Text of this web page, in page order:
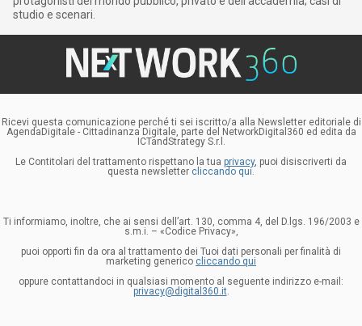
studio e scenari.
Ricevi questa comunicazione perché ti sei iscritto/a alla Newsletter editoriale di
AgendaDigitale - Cittadinanza Digitale, parte del NetworkDigital360 ed edita da
ICTandStrategy S.r.l.
Le Contitolari del trattamento rispettano la tua privacy, puoi disiscriverti da
questa newsletter cliccando qui.
Ti informiamo, inoltre, che ai sensi dell’art. 130, comma 4, del D.lgs. 196/2003 e
s.m.i. – «Codice Privacy»,
puoi opporti fin da ora al trattamento dei Tuoi dati personali per finalità di
marketing generico cliccando qui
oppure contattandoci in qualsiasi momento al seguente indirizzo e-mail:
privacy@digital360.it.